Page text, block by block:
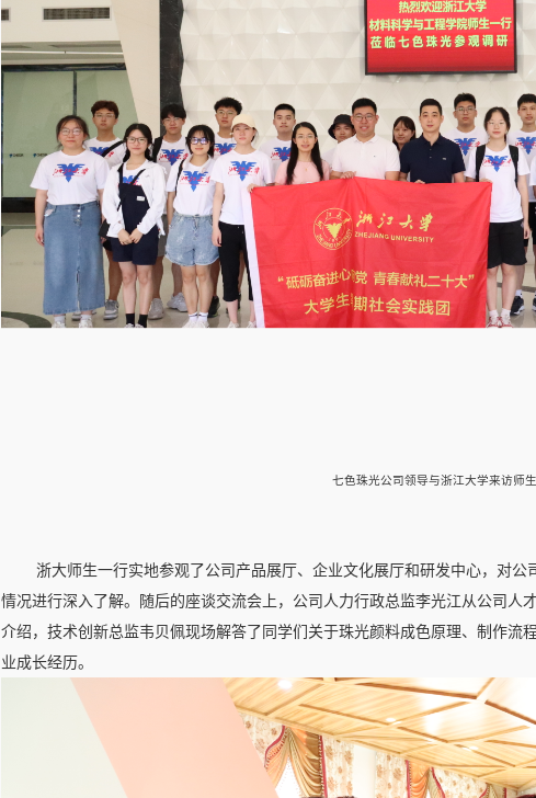
七色珠光公司领导与浙江大学来访师
浙大师生一行实地参观了公司产品展厅、企业文化展厅和研发中心，对
情况进行深入了解。随后的座谈交流会上，公司人力行政总监李光江从公司人
介绍，技术创新总监韦贝佩现场解答了同学们关于珠光颜料成色原理、制作流
业成长经历。